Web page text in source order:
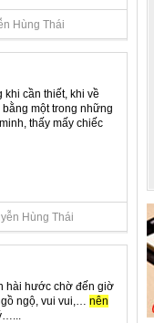
Hùng Thái
khi cần thiết, khi về
một trong những
thấy mấy chiếc
Hùng Thái
hài hước chờ đến giờ
ngộ, vui vui,… nên